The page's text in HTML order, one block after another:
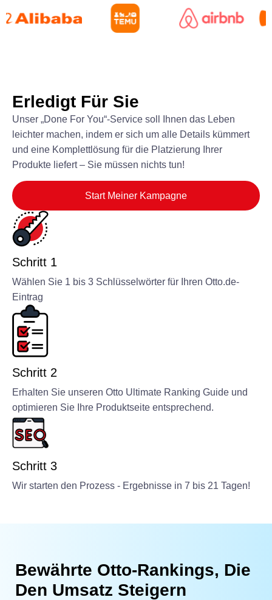
Erledigt Für Sie
Unser „Done For You“-Service soll Ihnen das Leben
leichter machen, indem er sich um alle Details kümmert
und eine Komplettlösung für die Platzierung Ihrer
Produkte liefert – Sie müssen nichts tun!
Start Meiner Kampagne
Schritt 1
Wählen Sie 1 bis 3 Schlüsselwörter für Ihren Otto.de-
Eintrag
Schritt 2
Erhalten Sie unseren Otto Ultimate Ranking Guide und
optimieren Sie Ihre Produktseite entsprechend.
Schritt 3
Wir starten den Prozess - Ergebnisse in 7 bis 21 Tagen!
Bewährte Otto-Rankings, Die
Den Umsatz Steigern